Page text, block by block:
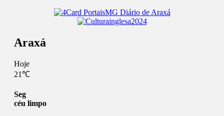
Araxá
Hoje
21℃
Seg
céu limpo